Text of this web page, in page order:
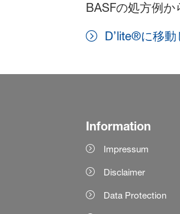
BASFの処方例
D’lite®に移動
Information
Impressum
Disclaimer
Data Protection